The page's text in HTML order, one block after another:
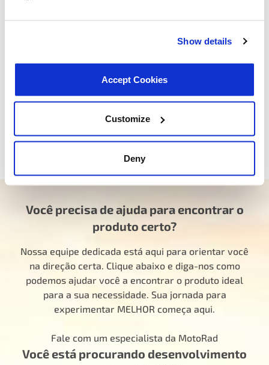
Show details
Accept Cookies
Customize
Deny
paixão – valores que tanto a MotoRad quanto a NASCAR
ação e torcer por Justin Haley enquanto ele corre em
Fiquem atentos para atualizações do fim de semana de
corrida. Vamos lá, Equipe MotoRad!
MotoRad – impulsionada pela inovação, movida pelo
Você precisa de ajuda para encontrar o
produto certo?
Nossa equipe dedicada está aqui para orientar você
na direção certa. Clique abaixo e diga-nos como
podemos ajudar você a encontrar o produto ideal
para a sua necessidade. Sua jornada para
experimentar MELHOR começa aqui.
Fale com um especialista da MotoRad
Você está procurando desenvolvimento